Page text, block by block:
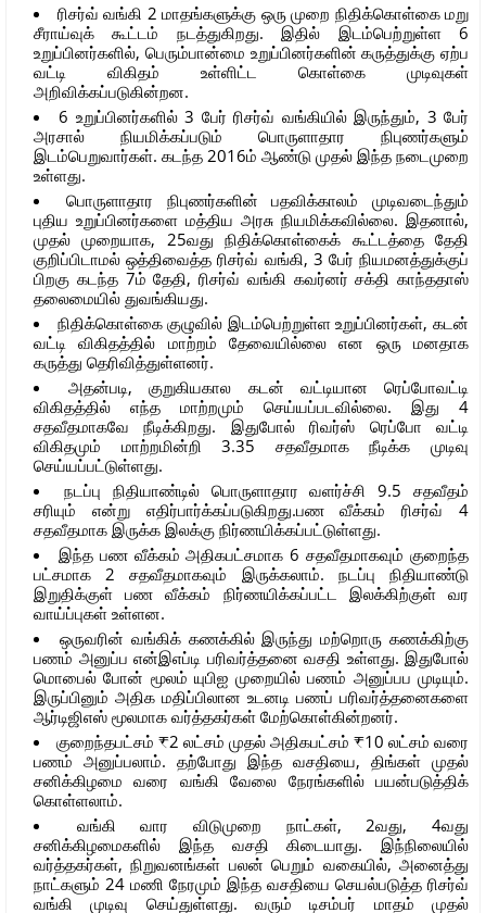
ரிசர்வ் வங்கி 2 மாதங்களுக்கு ஒரு முறை நிதிக்கொள்கை மறு
சீராய்வுக் கூட்டம் நடத்துகிறது. இதில் இடம்பெற்றுள்ள 6
உறுப்பினர்களில், பெரும்பான்மை உறுப்பினர்களின் கருத்துக்கு ஏற்ப
வட்டி விகிதம் உள்ளிட்ட கொள்கை முடிவுகள்
அறிவிக்கப்படுகின்றன.
6 உறுப்பினர்களில் 3 பேர் ரிசர்வ் வங்கியில் இருந்தும், 3 பேர்
அரசால் நியமிக்கப்படும் பொருளாதார நிபுணர்களும்
இடம்பெறுவார்கள். கடந்த 2016ம் ஆண்டு முதல் இந்த நடைமுறை
உள்ளது.
பொருளாதார நிபுணர்களின் பதவிக்காலம் முடிவடைந்தும்
புதிய உறுப்பினர்களை மத்திய அரசு நியமிக்கவில்லை. இதனால்,
முதல் முறையாக, 25வது நிதிக்கொள்கைக் கூட்டத்தை தேதி
குறிப்பிடாமல் ஒத்திவைத்த ரிசர்வ் வங்கி, 3 பேர் நியமனத்துக்குப்
பிறகு கடந்த 7ம் தேதி, ரிசர்வ் வங்கி கவர்னர் சக்தி காந்ததாஸ்
தலைமையில் துவங்கியது.
நிதிக்கொள்கை குழுவில் இடம்பெற்றுள்ள உறுப்பினர்கள், கடன்
வட்டி விகிதத்தில் மாற்றம் தேவையில்லை என ஒரு மனதாக
கருத்து தெரிவித்துள்ளனர்.
அதன்படி, குறுகியகால கடன் வட்டியான ரெப்போவட்டி
விகிதத்தில் எந்த மாற்றமும் செய்யப்படவில்லை. இது 4
சதவீதமாகவே நீடிக்கிறது. இதுபோல் ரிவர்ஸ் ரெப்போ வட்டி
விகிதமும் மாற்றமின்றி 3.35 சதவீதமாக நீடிக்க முடிவு
செய்யப்பட்டுள்ளது.
நடப்பு நிதியாண்டில் பொருளாதார வளர்ச்சி 9.5 சதவீதம்
சரியும் என்று எதிர்பார்க்கப்படுகிறது.பண வீக்கம் ரிசர்வ் 4
சதவீதமாக இருக்க இலக்கு நிர்ணயிக்கப்பட்டுள்ளது.
இந்த பண வீக்கம் அதிகபட்சமாக 6 சதவீதமாகவும் குறைந்த
பட்சமாக 2 சதவீதமாகவும் இருக்கலாம். நடப்பு நிதியாண்டு
இறுதிக்குள் பண வீக்கம் நிர்ணயிக்கப்பட்ட இலக்கிற்குள் வர
வாய்ப்புகள் உள்ளன.
ஒருவரின் வங்கிக் கணக்கில் இருந்து மற்றொரு கணக்கிற்கு
பணம் அனுப்ப என்இஎப்டி பரிவர்த்தனை வசதி உள்ளது. இதுபோல்
மொபைல் போன் மூலம் யுபிஐ முறையில் பணம் அனுப்பப முடியும்.
இருப்பினும் அதிக மதிப்பிலான உடனடி பணப் பரிவர்த்தனைகளை
ஆர்டிஜிஎஸ் மூலமாக வர்த்தகர்கள் மேற்கொள்கின்றனர்.
குறைந்தபட்சம் ₹2 லட்சம் முதல் அதிகபட்சம் ₹10 லட்சம் வரை
பணம் அனுப்பலாம். தற்போது இந்த வசதியை, திங்கள் முதல்
சனிக்கிழமை வரை வங்கி வேலை நேரங்களில் பயன்படுத்திக்
கொள்ளலாம்.
வங்கி வார விடுமுறை நாட்கள், 2வது, 4வது
சனிக்கிழமைகளில் இந்த வசதி கிடையாது. இந்நிலையில்
வர்த்தகர்கள், நிறுவனங்கள் பலன் பெறும் வகையில், அனைத்து
நாட்களும் 24 மணி நேரமும் இந்த வசதியை செயல்படுத்த ரிசர்வ்
வங்கி முடிவு செய்துள்ளது. வரும் டிசம்பர் மாதம் முதல்